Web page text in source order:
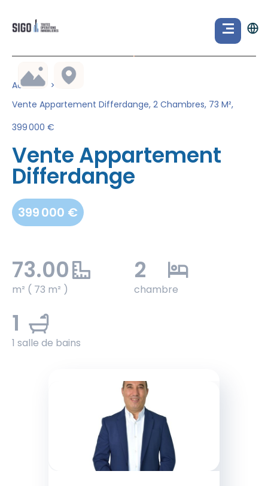
Accueil
Vente Appartement Differdange, 2 Chambres, 73 M²,
399 000 €
Vente Appartement
Differdange
399 000 €
73.00
m² ( 73 m² )
2
chambre
1
1 salle de bains